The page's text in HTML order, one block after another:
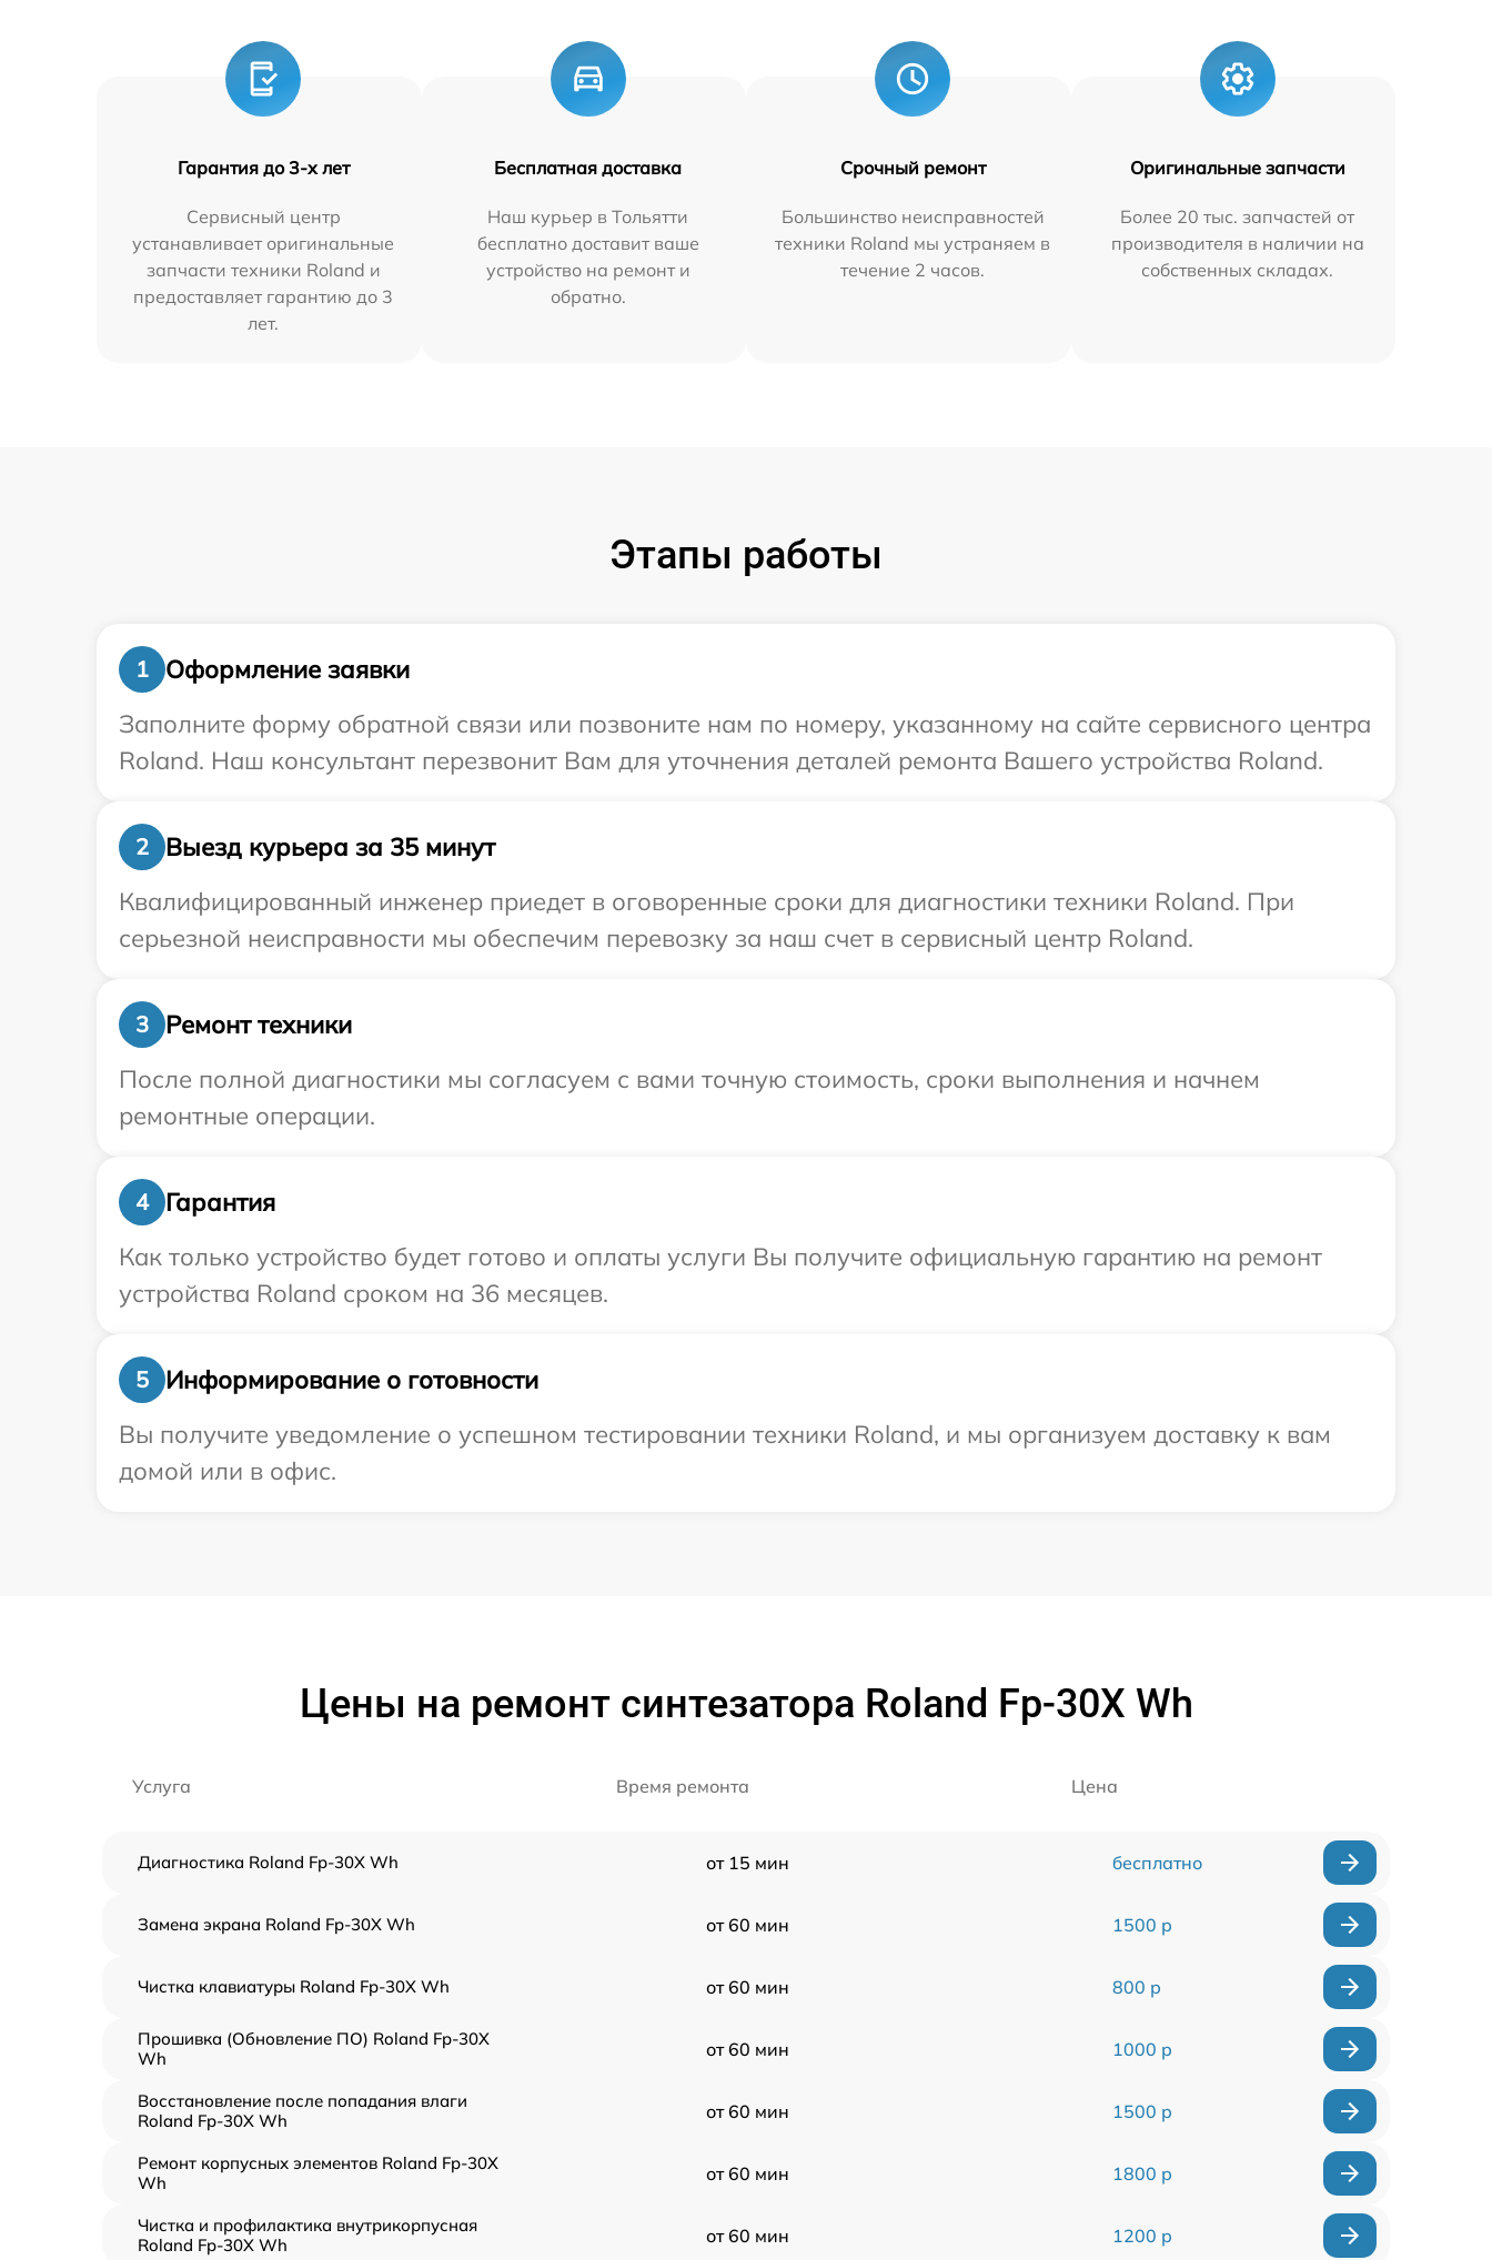
Гарантия до 3-х лет
Сервисный центр
устанавливает оригинальные
запчасти техники Roland и
предоставляет гарантию до 3
лет.
Бесплатная доставка
Наш курьер в Тольятти
бесплатно доставит ваше
устройство на ремонт и
обратно.
Срочный ремонт
Большинство неисправностей
техники Roland мы устраняем в
течение 2 часов.
Оригинальные запчасти
Более 20 тыс. запчастей от
производителя в наличии на
собственных складах.
Этапы работы
1
Оформление заявки
Заполните форму обратной связи или позвоните нам по номеру, указанному на сайте сервисного центра
Roland. Наш консультант перезвонит Вам для уточнения деталей ремонта Вашего устройства Roland.
2
Выезд курьера за 35 минут
Квалифицированный инженер приедет в оговоренные сроки для диагностики техники Roland. При
серьезной неисправности мы обеспечим перевозку за наш счет в сервисный центр Roland.
3
Ремонт техники
После полной диагностики мы согласуем с вами точную стоимость, сроки выполнения и начнем
ремонтные операции.
4
Гарантия
Как только устройство будет готово и оплаты услуги Вы получите официальную гарантию на ремонт
устройства Roland сроком на 36 месяцев.
5
Информирование о готовности
Вы получите уведомление о успешном тестировании техники Roland, и мы организуем доставку к вам
домой или в офис.
Цены на ремонт синтезатора Roland Fp-30X Wh
Услуга Время ремонта Цена
Диагностика Roland Fp-30X Wh от 15 мин бесплатно
Замена экрана Roland Fp-30X Wh от 60 мин 1500 р
Чистка клавиатуры Roland Fp-30X Wh от 60 мин 800 р
Прошивка (Обновление ПО) Roland Fp-30X
Wh
от 60 мин 1000 р
Восстановление после попадания влаги
Roland Fp-30X Wh
от 60 мин 1500 р
Ремонт корпусных элементов Roland Fp-30X
Wh
от 60 мин 1800 р
Чистка и профилактика внутрикорпусная
Roland Fp-30X Wh
от 60 мин 1200 р